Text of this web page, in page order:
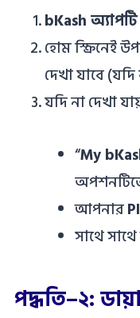
bKash
হোম স্ক্রিনেই
দেখা যাবে
যদি না দেখা
“My
আপনার
সাথে
পদ্ধতি–২: